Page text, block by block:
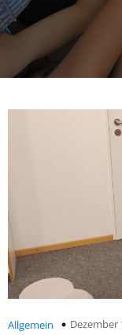
Allgemein Dezember